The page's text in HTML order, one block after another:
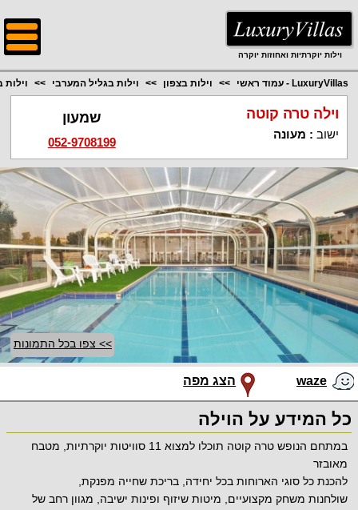
וילות יוקרתיות ואחוזות יוקרה
LuxuryVillas - עמוד ראשי וילות בצפון וילות בגליל המערבי וילות
וילה טרה קוטה
ישוב : מעונה
שמעון
052-9708199
>> צפו בכל התמונות
waze הצג מפה
כל המידע על הוילה
במתחם הנופש טרה קוטה תוכלו למצוא 11 סוויטות יוקרתיות, מטבח
מאובזר
להכנת כל סוגי הארוחות בכל יחידה, בריכת שחייה מפנקת,
שולחנות משחק מקצועיים, מיטות שיזוף ופינות ישיבה, מגוון רחב של